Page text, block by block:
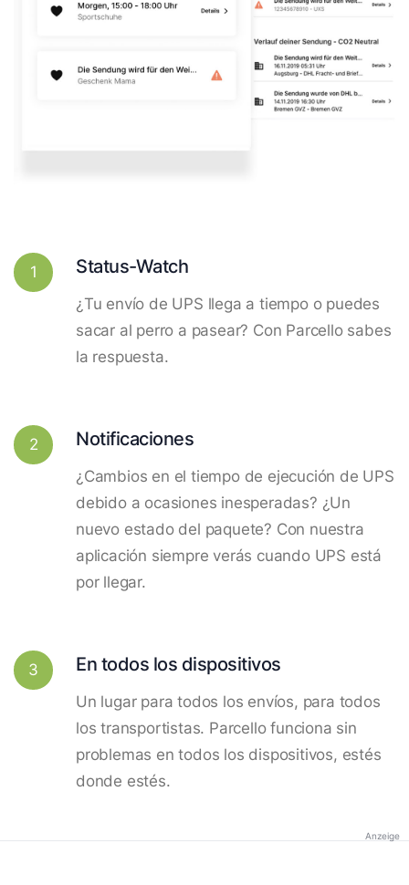
1 Status-Watch
¿Tu envío de UPS llega a tiempo o puedes
sacar al perro a pasear? Con Parcello sabes
la respuesta.
2 Notificaciones
¿Cambios en el tiempo de ejecución de UPS
debido a ocasiones inesperadas? ¿Un
nuevo estado del paquete? Con nuestra
aplicación siempre verás cuando UPS está
por llegar.
3 En todos los dispositivos
Un lugar para todos los envíos, para todos
los transportistas. Parcello funciona sin
problemas en todos los dispositivos, estés
donde estés.
Anzeige